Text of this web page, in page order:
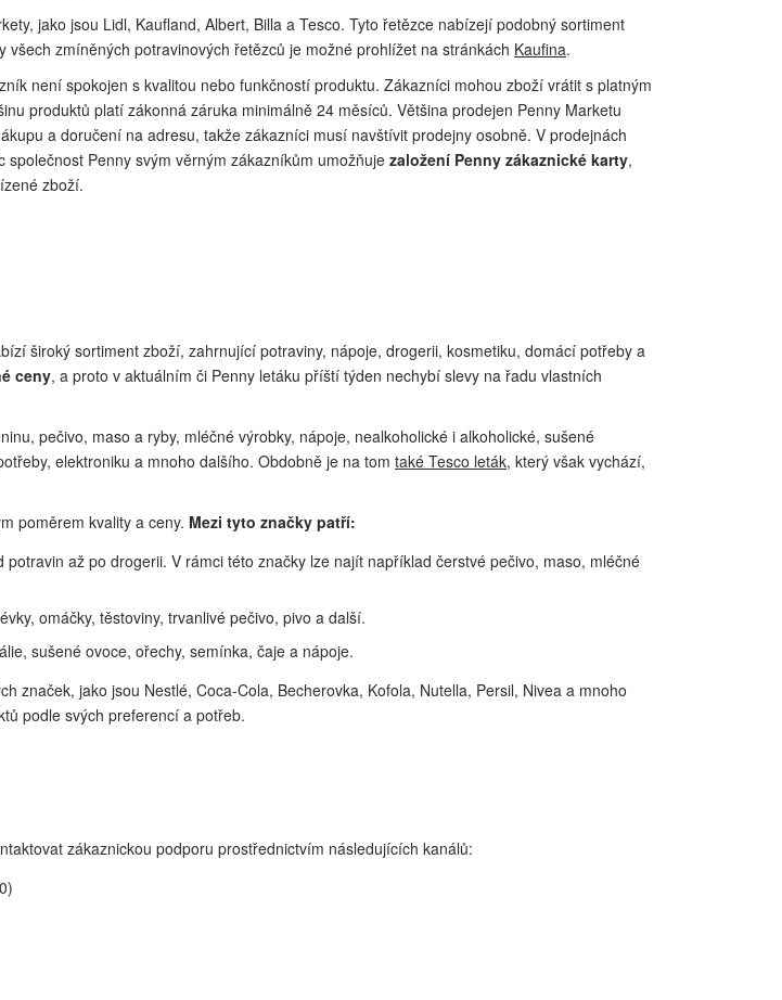
jako jsou Lidl, Kaufland, Albert, Billa a Tesco. Tyto řetězce nabízejí podobný sortiment
všech zmíněných potravinových řetězců je možné prohlížet na stránkách Kaufina.
není spokojen s kvalitou nebo funkčností produktu. Zákazníci mohou zboží vrátit s platným
produktů platí zákonná záruka minimálně 24 měsíců. Většina prodejen Penny Marketu
a doručení na adresu, takže zákazníci musí navštívit prodejny osobně. V prodejnách
Penny svým věrným zákazníkům umožňuje založení Penny zákaznické karty,
zboží.
široký sortiment zboží, zahrnující potraviny, nápoje, drogerii, kosmetiku, domácí potřeby a
ceny, a proto v aktuálním či Penny letáku příští týden nechybí slevy na řadu vlastních
pečivo, maso a ryby, mléčné výrobky, nápoje, nealkoholické i alkoholické, sušené
elektroniku a mnoho dalšího. Obdobně je na tom také Tesco leták, který však vychází,
poměrem kvality a ceny. Mezi tyto značky patří:
až po drogerii. V rámci této značky lze najít například čerstvé pečivo, maso, mléčné
omáčky, těstoviny, trvanlivé pečivo, pivo a další.
sušené ovoce, ořechy, semínka, čaje a nápoje.
značek, jako jsou Nestlé, Coca-Cola, Becherovka, Kofola, Nutella, Persil, Nivea a mnoho
podle svých preferencí a potřeb.
zákaznickou podporu prostřednictvím následujících kanálů: